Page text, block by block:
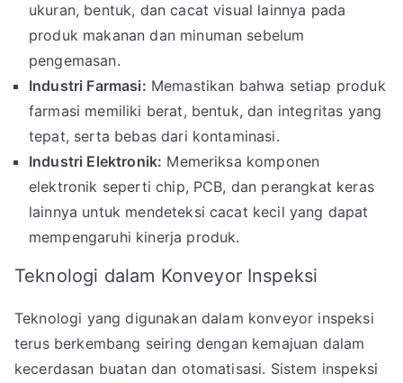
ukuran, bentuk, dan cacat visual lainnya pada
produk makanan dan minuman sebelum
pengemasan.
Industri Farmasi: Memastikan bahwa setiap produk
farmasi memiliki berat, bentuk, dan integritas yang
tepat, serta bebas dari kontaminasi.
Industri Elektronik: Memeriksa komponen
elektronik seperti chip, PCB, dan perangkat keras
lainnya untuk mendeteksi cacat kecil yang dapat
mempengaruhi kinerja produk.
Teknologi dalam Konveyor Inspeksi
Teknologi yang digunakan dalam konveyor inspeksi
terus berkembang seiring dengan kemajuan dalam
kecerdasan buatan dan otomatisasi. Sistem inspeksi